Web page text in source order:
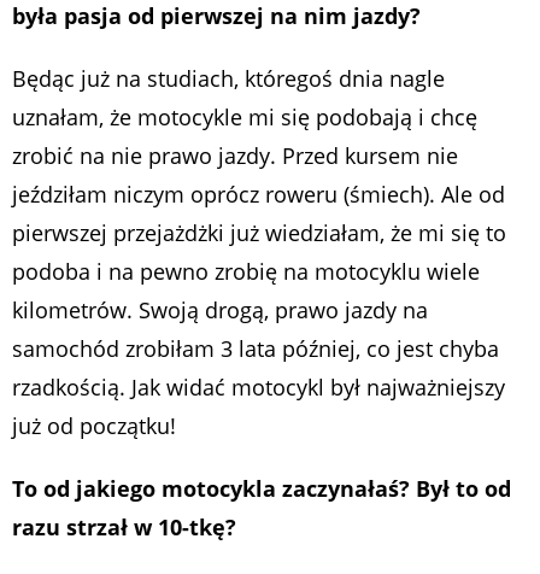
była pasja od pierwszej na nim jazdy?
Będąc już na studiach, któregoś dnia nagle
uznałam, że motocykle mi się podobają i chcę
zrobić na nie prawo jazdy. Przed kursem nie
jeździłam niczym oprócz roweru (śmiech). Ale od
pierwszej przejażdżki już wiedziałam, że mi się to
podoba i na pewno zrobię na motocyklu wiele
kilometrów. Swoją drogą, prawo jazdy na
samochód zrobiłam 3 lata później, co jest chyba
rzadkością. Jak widać motocykl był najważniejszy
już od początku!
To od jakiego motocykla zaczynałaś? Był to od
razu strzał w 10-tkę?